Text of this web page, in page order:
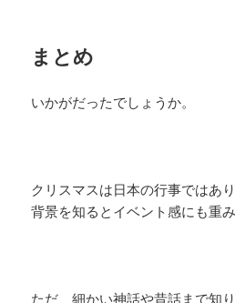
まとめ
いかがだったでしょうか。
クリスマスは日本の行事ではあり
背景を知るとイベント感にも重
ただ、細かい神話や昔話まで知